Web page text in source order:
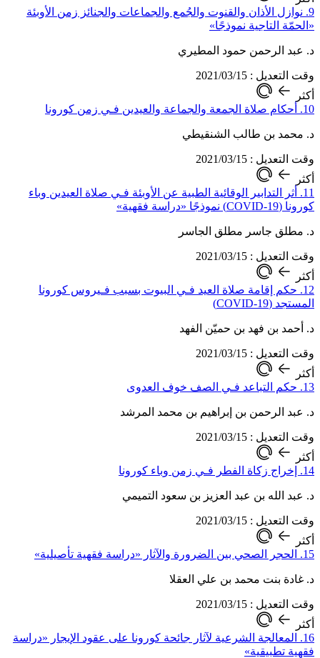
9. نوازل الأذان والقنوت والجُمع والجماعات والجنائز زمن الأوبئة
«الحمّة التاجية نموذجًا»
د. عبد الرحمن حمود المطيري
وقت التعديل : 2021/03/15
أكثر
10. أحكام صلاة الجمعة والجماعة والعيدين فـي زمن كورونا
د. محمد بن طالب الشنقيطي
وقت التعديل : 2021/03/15
أكثر
11. أثر التدابير الوقائية الطبية عن الأوبئة فـي صلاة العيدين وباء
كورونا (COVID-19) نموذجًا «دراسة فقهية»
د. مطلق جاسر مطلق الجاسر
وقت التعديل : 2021/03/15
أكثر
12. حكم إقامة صلاة العيد فـي البيوت بسبب فـيروس كورونا
المستجد (COVID-19)
د. أحمد بن فهد بن حميّن الفهد
وقت التعديل : 2021/03/15
أكثر
13. حكم التباعد فـي الصف خوف العدوى
د. عبد الرحمن بن إبراهيم بن محمد المرشد
وقت التعديل : 2021/03/15
أكثر
14. إخراج زكاة الفطر فـي زمن وباء كورونا
د. عبد الله بن عبد العزيز بن سعود التميمي
وقت التعديل : 2021/03/15
أكثر
15. الحجر الصحي بين الضرورة والآثار «دراسة فقهية تأصيلية»
د. غادة بنت محمد بن علي العقلا
وقت التعديل : 2021/03/15
أكثر
16. المعالجة الشرعية لآثار جائحة كورونا على عقود الإيجار «دراسة
فقهية تطبيقية»